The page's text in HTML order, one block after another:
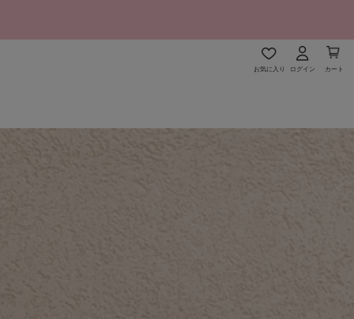
お気に入り ログイン カート